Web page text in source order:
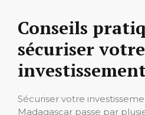
Conseils
sécuriser votre
Sécuriser votre
Madagascar passe par